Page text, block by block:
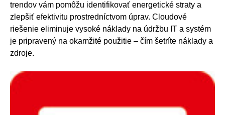
trendov vám pomôžu identifikovať energetické straty a
zlepšiť efektivitu prostredníctvom úprav. Cloudové
riešenie eliminuje vysoké náklady na údržbu IT a systém
je pripravený na okamžité použitie – čím šetríte náklady a
zdroje.